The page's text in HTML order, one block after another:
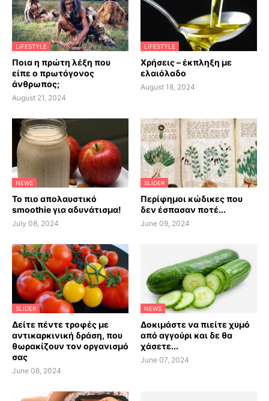
LIFESTYLE
Ποια η πρώτη λέξη που
είπε ο πρωτόγονος
άνθρωπος;
August 21, 2024
LIFESTYLE
Χρήσεις – έκπληξη με
ελαιόλαδο
August 18, 2024
NEWS
Το πιο απολαυστικό
smoothie για αδυνάτισμα!
July 08, 2024
SLIDER
Περίφημοι κώδικες που
δεν έσπασαν ποτέ...
June 09, 2024
SLIDER
Δείτε πέντε τροφές με
αντικαρκινική δράση, που
θωρακίζουν τον οργανισμό
σας
June 08, 2024
NEWS
Δοκιμάστε να πιείτε χυμό
από αγγούρι και δε θα
χάσετε...
June 07, 2024